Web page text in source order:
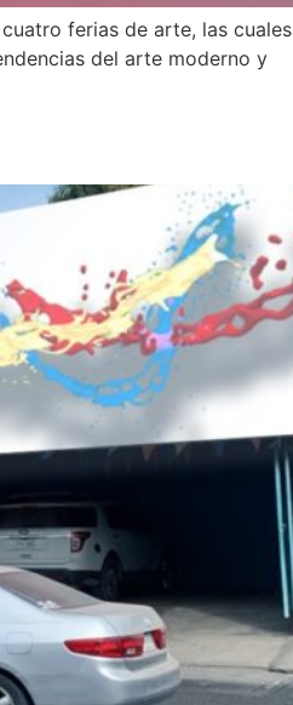
ferias de arte, las cuales
del arte moderno y